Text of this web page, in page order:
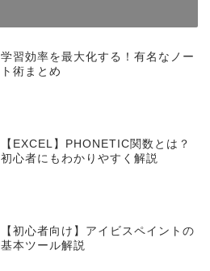
学習効率を最大化する！有名なノー
ト術まとめ
【EXCEL】PHONETIC関数とは？
初心者にもわかりやすく解説
【初心者向け】アイビスペイントの
基本ツール解説